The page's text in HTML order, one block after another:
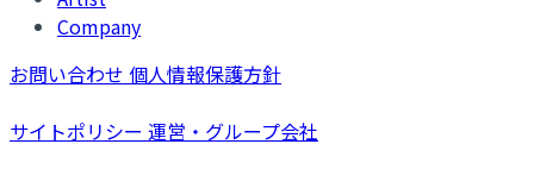
Company
お問い合わせ 個人情報保護方針
サイトポリシー 運営・グループ会社